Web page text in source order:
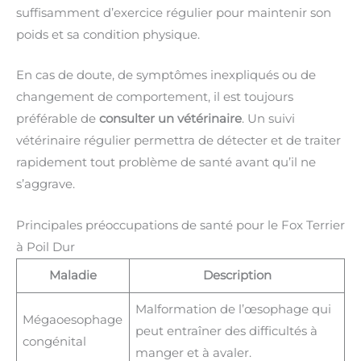
suffisamment d’exercice régulier pour maintenir son
poids et sa condition physique.
En cas de doute, de symptômes inexpliqués ou de
changement de comportement, il est toujours
préférable de consulter un vétérinaire. Un suivi
vétérinaire régulier permettra de détecter et de traiter
rapidement tout problème de santé avant qu’il ne
s’aggrave.
Principales préoccupations de santé pour le Fox Terrier
à Poil Dur
Maladie
Description
Mégaoesophage
congénital
Malformation de l’œsophage qui
peut entraîner des difficultés à
manger et à avaler.